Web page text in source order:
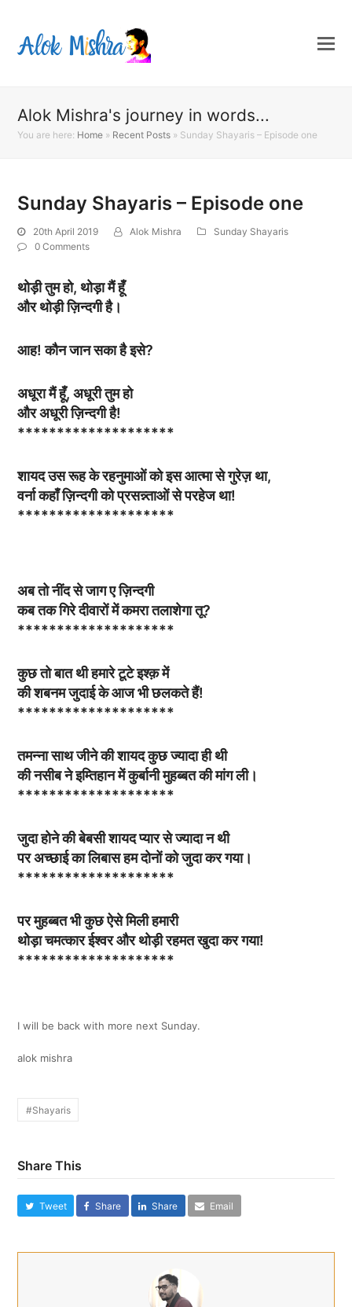
Alok Mishra's journey in words...
You are here: Home » Recent Posts » Sunday Shayaris – Episode one
Sunday Shayaris – Episode one
20th April 2019 Alok Mishra
Sunday Shayaris
0 Comments
थोड़ी तुम हो, थोड़ा मैं हूँ
और थोड़ी ज़िन्दगी है।
आह! कौन जान सका है इसे?
अधूरा मैं हूँ, अधूरी तुम हो
और अधूरी ज़िन्दगी है!
********************
शायद उस रूह के रहनुमाओं को इस आत्मा से गुरेज़ था,
वर्ना कहाँ ज़िन्दगी को प्रसन्न्ताओं से परहेज था!
********************
अब तो नींद से जाग ए ज़िन्दगी
कब तक गिरे दीवारों में कमरा तलाशेगा तू?
********************
कुछ तो बात थी हमारे टूटे इश्क़ में
की शबनम जुदाई के आज भी छलकते हैं!
********************
तमन्ना साथ जीने की शायद कुछ ज्यादा ही थी
की नसीब ने इम्तिहान में कुर्बानी मुहब्बत की मांग ली।
********************
जुदा होने की बेबसी शायद प्यार से ज्यादा न थी
पर अच्छाई का लिबास हम दोनों को जुदा कर गया।
********************
पर मुहब्बत भी कुछ ऐसे मिली हमारी
थोड़ा चमत्कार ईश्वर और थोड़ी रहमत खुदा कर गया!
********************
I will be back with more next Sunday.
alok mishra
#Shayaris
Share This
Tweet Share Share Email